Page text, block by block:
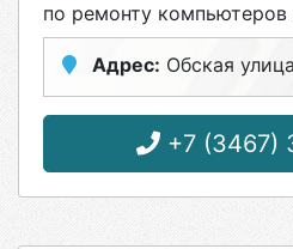
по ремонту компьютеров
Адрес: Обская
+7 (3467)